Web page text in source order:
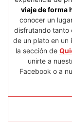
viaje de forma
conocer un
disfrutando tanto
de un plato en un
la sección de
unirte a
Facebook o a